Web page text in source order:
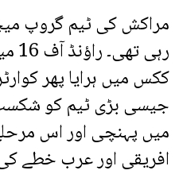
مراکش کی ٹیم گروپ
ککس میں ہرایا پھر
جیسی بڑی ٹیم کو
میں پہنچی اور اس
افریقی اور عرب خطے